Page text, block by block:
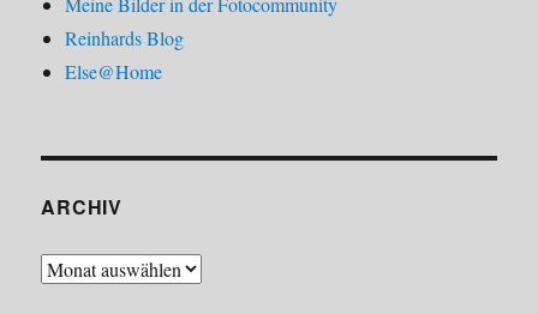
Reinhards Blog
Else@Home
ARCHIV
Archiv